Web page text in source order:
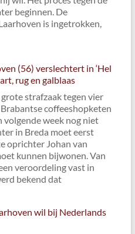
beginnen. De
is ingetrokken,
(56) verslechtert in ‘Hel
rug en galblaas
strafzaak tegen vier
coffeeshopketen
volgende week nog niet
in Breda moet eerst
oprichter Johan van
kunnen bijwonen. Van
veroordeling vast in
bekend dat
wil bij Nederlands